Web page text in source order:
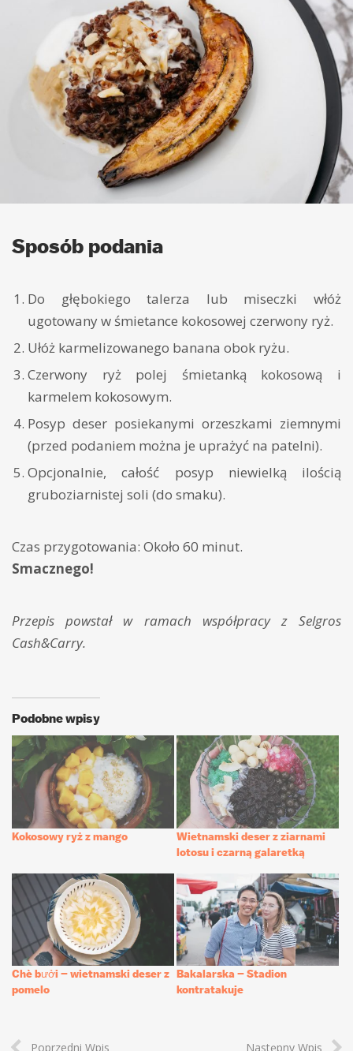
Sposób podania
Do głębokiego talerza lub miseczki włóż
ugotowany w śmietance kokosowej czerwony ryż.
Ułóż karmelizowanego banana obok ryżu.
Czerwony ryż polej śmietanką kokosową i
karmelem kokosowym.
Posyp deser posiekanymi orzeszkami ziemnymi
(przed podaniem można je uprażyć na patelni).
Opcjonalnie, całość posyp niewielką ilością
gruboziarnistej soli (do smaku).
Czas przygotowania: Około 60 minut.
Smacznego!
Przepis powstał w ramach współpracy z Selgros
Cash&Carry.
Podobne wpisy
Kokosowy ryż z mango
Wietnamski deser z ziarnami
lotosu i czarną galaretką
Chè bưởi – wietnamski deser z
pomelo
Bakalarska – Stadion
kontratakuje
Poprzedni Wpis Następny Wpis